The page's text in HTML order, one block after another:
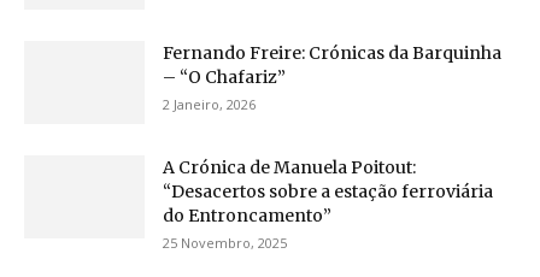
Fernando Freire: Crónicas da Barquinha
– “O Chafariz”
2 Janeiro, 2026
A Crónica de Manuela Poitout:
“Desacertos sobre a estação ferroviária
do Entroncamento”
25 Novembro, 2025